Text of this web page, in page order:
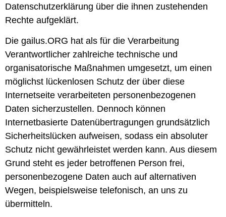
Datenschutzerklärung über die ihnen zustehenden
Rechte aufgeklärt.
Die gailus.ORG hat als für die Verarbeitung
Verantwortlicher zahlreiche technische und
organisatorische Maßnahmen umgesetzt, um einen
möglichst lückenlosen Schutz der über diese
Internetseite verarbeiteten personenbezogenen
Daten sicherzustellen. Dennoch können
Internetbasierte Datenübertragungen grundsätzlich
Sicherheitslücken aufweisen, sodass ein absoluter
Schutz nicht gewährleistet werden kann. Aus diesem
Grund steht es jeder betroffenen Person frei,
personenbezogene Daten auch auf alternativen
Wegen, beispielsweise telefonisch, an uns zu
übermitteln.